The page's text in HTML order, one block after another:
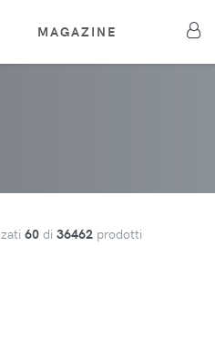
MAGAZINE
60 di 36462 prodotti